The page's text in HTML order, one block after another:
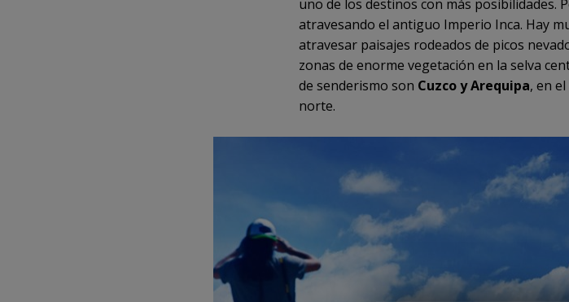
uno de los destinos con más posibilidades.
atravesando el antiguo Imperio Inca. Hay
atravesar paisajes rodeados de picos
zonas de enorme vegetación en la selva
de senderismo son Cuzco y Arequipa, en
norte.